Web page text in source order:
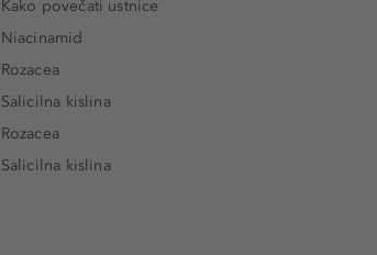
Kako povečati ustnice
Niacinamid
Rozacea
Salicilna kislina
Rozacea
Salicilna kislina